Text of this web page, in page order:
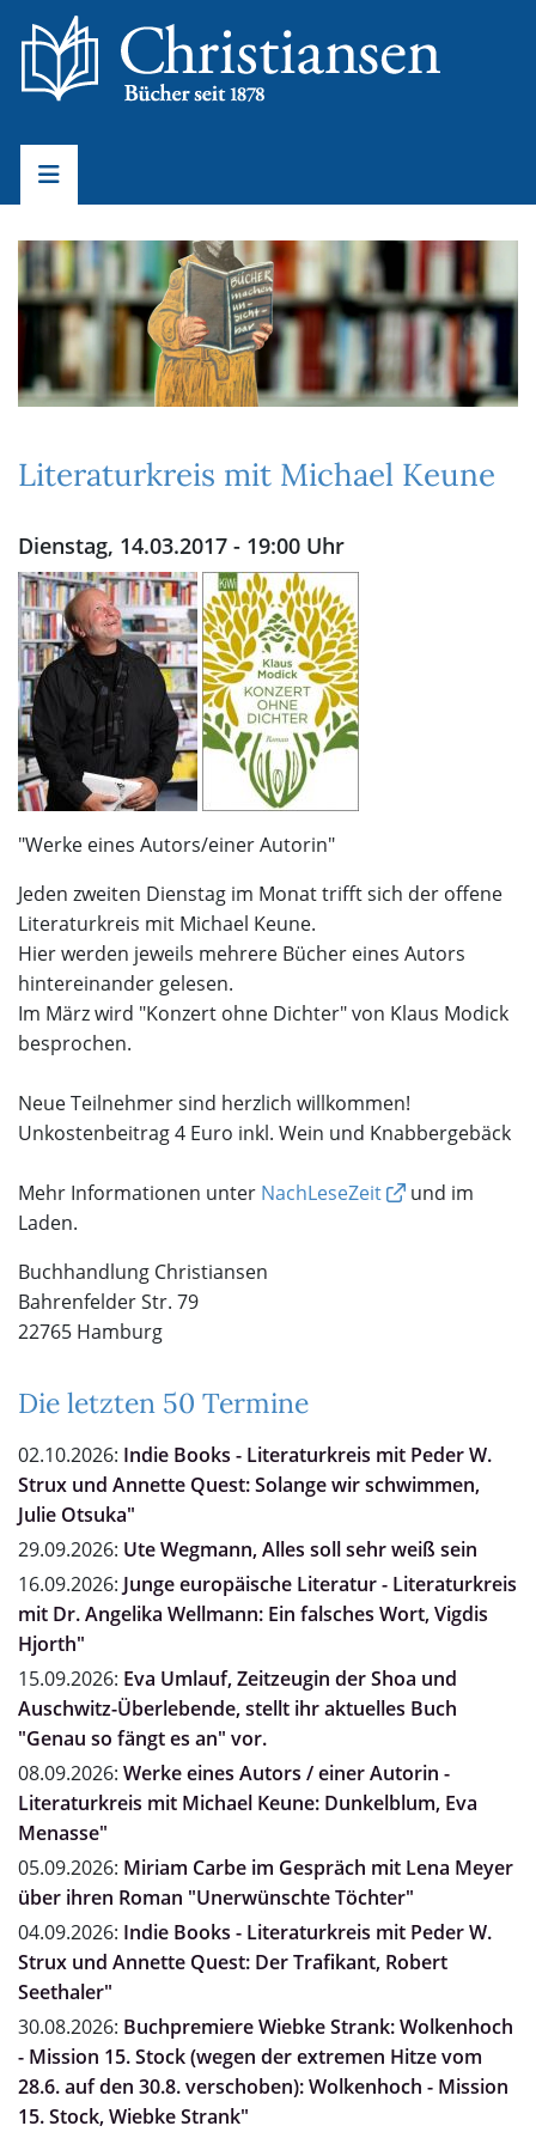
Literaturkreis mit Michael Keune
Dienstag, 14.03.2017 - 19:00 Uhr
"Werke eines Autors/einer Autorin"
Jeden zweiten Dienstag im Monat trifft sich der offene
Literaturkreis mit Michael Keune.
Hier werden jeweils mehrere Bücher eines Autors
hintereinander gelesen.
Im März wird "Konzert ohne Dichter" von Klaus Modick
besprochen.
Neue Teilnehmer sind herzlich willkommen!
Unkostenbeitrag 4 Euro inkl. Wein und Knabbergebäck
Mehr Informationen unter NachLeseZeit
und im
Laden.
Buchhandlung Christiansen
Bahrenfelder Str. 79
22765 Hamburg
Die letzten 50 Termine
02.10.2026: Indie Books - Literaturkreis mit Peder W.
Strux und Annette Quest: Solange wir schwimmen,
Julie Otsuka"
29.09.2026: Ute Wegmann, Alles soll sehr weiß sein
16.09.2026: Junge europäische Literatur - Literaturkreis
mit Dr. Angelika Wellmann: Ein falsches Wort, Vigdis
Hjorth"
15.09.2026: Eva Umlauf, Zeitzeugin der Shoa und
Auschwitz-Überlebende, stellt ihr aktuelles Buch
"Genau so fängt es an" vor.
08.09.2026: Werke eines Autors / einer Autorin -
Literaturkreis mit Michael Keune: Dunkelblum, Eva
Menasse"
05.09.2026: Miriam Carbe im Gespräch mit Lena Meyer
über ihren Roman "Unerwünschte Töchter"
04.09.2026: Indie Books - Literaturkreis mit Peder W.
Strux und Annette Quest: Der Trafikant, Robert
Seethaler"
30.08.2026: Buchpremiere Wiebke Strank: Wolkenhoch
- Mission 15. Stock (wegen der extremen Hitze vom
28.6. auf den 30.8. verschoben): Wolkenhoch - Mission
15. Stock, Wiebke Strank"